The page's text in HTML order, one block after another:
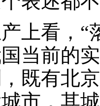
看，“
当前的
既有北
市，其